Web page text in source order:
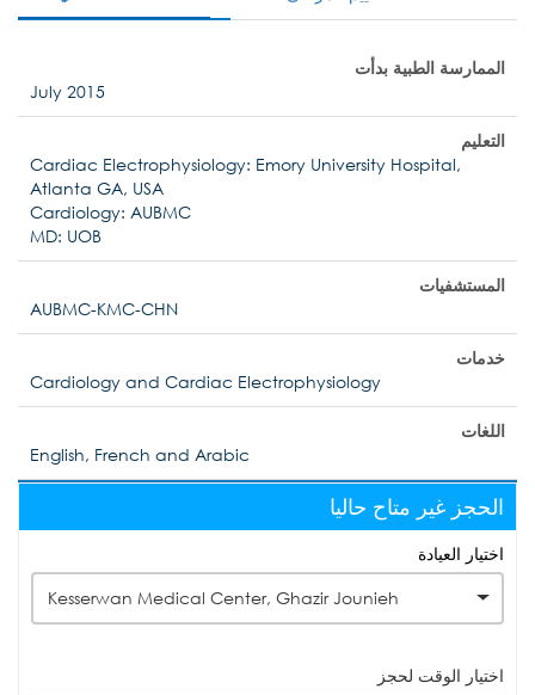
الممارسة الطبية بدأت
July 2015
التعليم
Cardiac Electrophysiology: Emory University Hospital,
Atlanta GA, USA
Cardiology: AUBMC
MD: UOB
المستشفيات
AUBMC-KMC-CHN
خدمات
Cardiology and Cardiac Electrophysiology
اللغات
English, French and Arabic
الحجز غير متاح حاليا
اختيار العيادة
Kesserwan Medical Center, Ghazir Jounieh
اختيار الوقت لحجز